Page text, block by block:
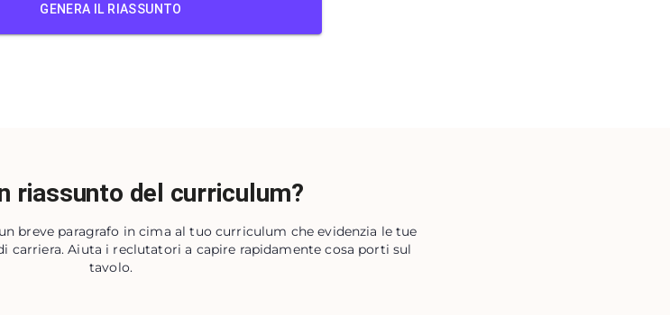
GENERA IL RIASSUNTO
riassunto del curriculum?
breve paragrafo in cima al tuo curriculum che evidenzia le tue
carriera. Aiuta i reclutatori a capire rapidamente cosa porti sul
tavolo.